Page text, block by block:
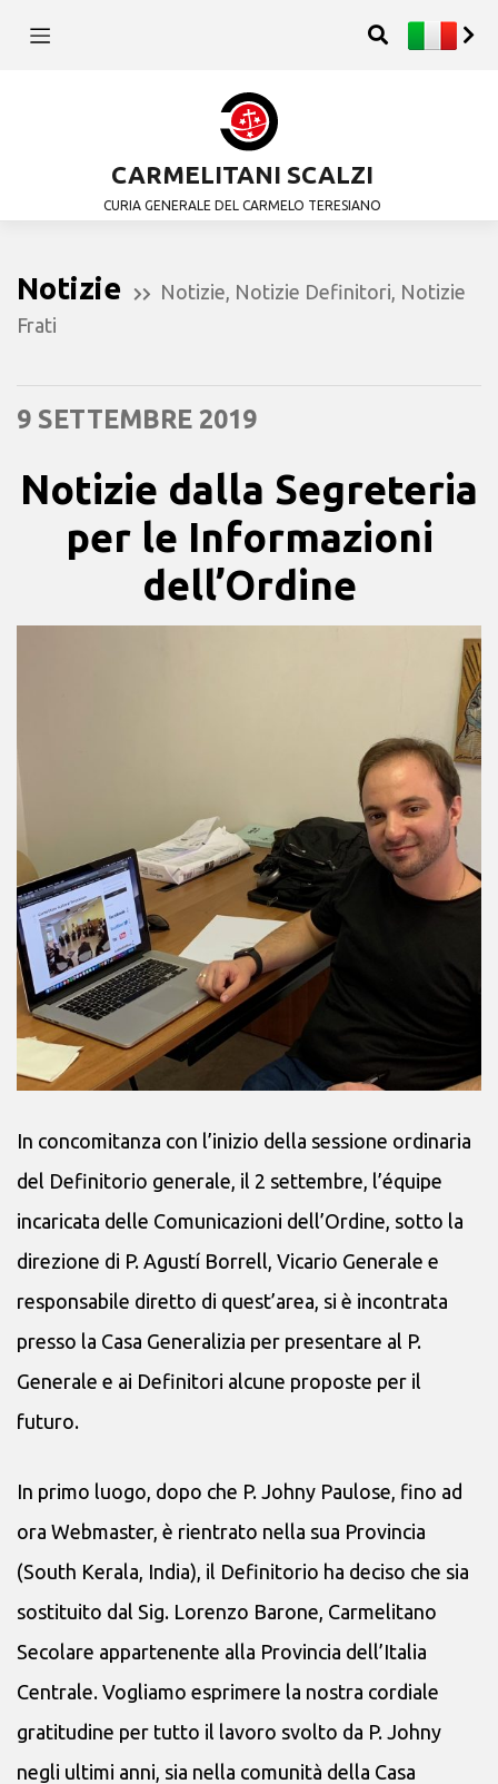
CARMELITANI SCALZI
CURIA GENERALE DEL CARMELO TERESIANO
Notizie Notizie Notizie Definitori Notizie
Frati
9 SETTEMBRE 2019
Notizie dalla Segreteria
per le Informazioni
dell’Ordine
In concomitanza con l’inizio della sessione ordinaria
del Definitorio generale, il 2 settembre, l’équipe
incaricata delle Comunicazioni dell’Ordine, sotto la
direzione di P. Agustí Borrell, Vicario Generale e
responsabile diretto di quest’area, si è incontrata
presso la Casa Generalizia per presentare al P.
Generale e ai Definitori alcune proposte per il
futuro.
In primo luogo, dopo che P. Johny Paulose, fino ad
ora Webmaster, è rientrato nella sua Provincia
(South Kerala, India), il Definitorio ha deciso che sia
sostituito dal Sig. Lorenzo Barone, Carmelitano
Secolare appartenente alla Provincia dell’Italia
Centrale. Vogliamo esprimere la nostra cordiale
gratitudine per tutto il lavoro svolto da P. Johny
negli ultimi anni, sia nella comunità della Casa